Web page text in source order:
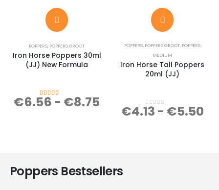
POPPERS, POPPERS GROOT
Iron Horse Poppers 30ml
(JJ) New Formula
3.67 out of 5
€6.56 - €8.75
POPPERS, POPPERS GROOT, POPPERS
MEDIUM
Iron Horse Tall Poppers
20ml (JJ)
0out of 5
€4.13 - €5.50
Poppers Bestsellers